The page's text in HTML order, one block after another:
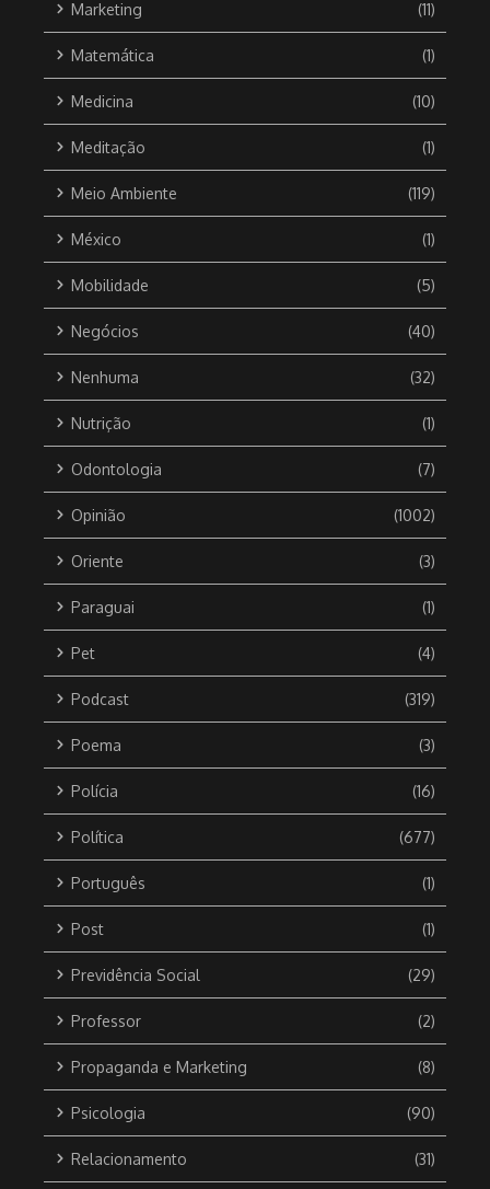
Marketing (11)
Matemática (1)
Medicina (10)
Meditação (1)
Meio Ambiente (119)
México (1)
Mobilidade (5)
Negócios (40)
Nenhuma (32)
Nutrição (1)
Odontologia (7)
Opinião (1002)
Oriente (3)
Paraguai (1)
Pet (4)
Podcast (319)
Poema (3)
Polícia (16)
Política (677)
Português (1)
Post (1)
Previdência Social (29)
Professor (2)
Propaganda e Marketing (8)
Psicologia (90)
Relacionamento (31)